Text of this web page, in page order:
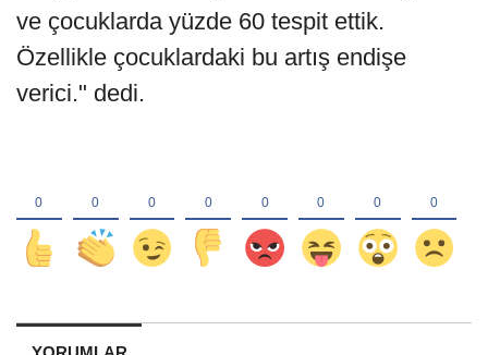
ve çocuklarda yüzde 60 tespit ettik.
Özellikle çocuklardaki bu artış endişe
verici." dedi.